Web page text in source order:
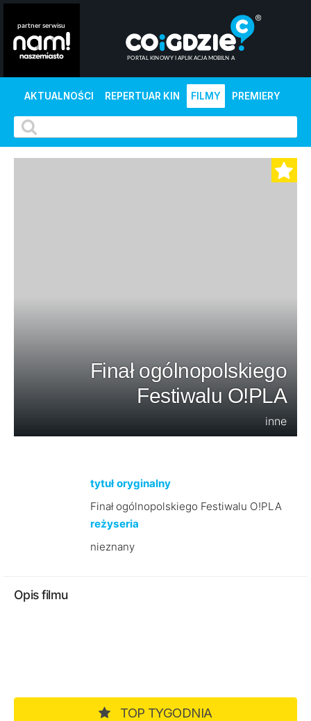
AKTUALNOŚCI REPERTUAR KIN FILMY PREMIERY
Finał ogólnopolskiego
Festiwalu O!PLA
inne
tytuł oryginalny
Finał ogólnopolskiego Festiwalu O!PLA
reżyseria
nieznany
Opis filmu
TOP TYGODNIA